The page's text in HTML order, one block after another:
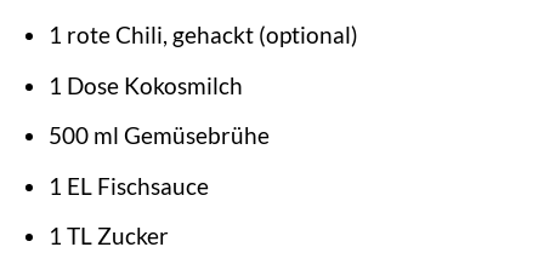
1 rote Chili, gehackt (optional)
1 Dose Kokosmilch
500 ml Gemüsebrühe
1 EL Fischsauce
1 TL Zucker